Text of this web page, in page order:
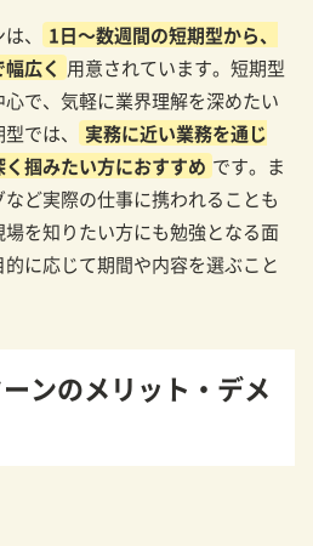
、
1日～数週間の短期型から、
広く 用意されています。短期型
で、気軽に業界理解を深めたい
では、
実務に近い業務を通じ
掴みたい方におすすめ です。ま
ど実際の仕事に携われることも
を知りたい方にも勉強となる面
に応じて期間や内容を選ぶこと
ンのメリット・デメ